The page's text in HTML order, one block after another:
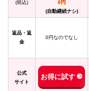
(税込)
0円
(自動継続ナシ)
返品・返
金
0円なのでなし
公式
サイト
お得に試す